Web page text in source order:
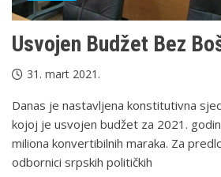
Usvojen Budžet Bez
31. mart 2021.
Danas je nastavljena konstitutivna
kojoj je usvojen budžet za 2021.
miliona konvertibilnih maraka. Za
odbornici srpskih političkih